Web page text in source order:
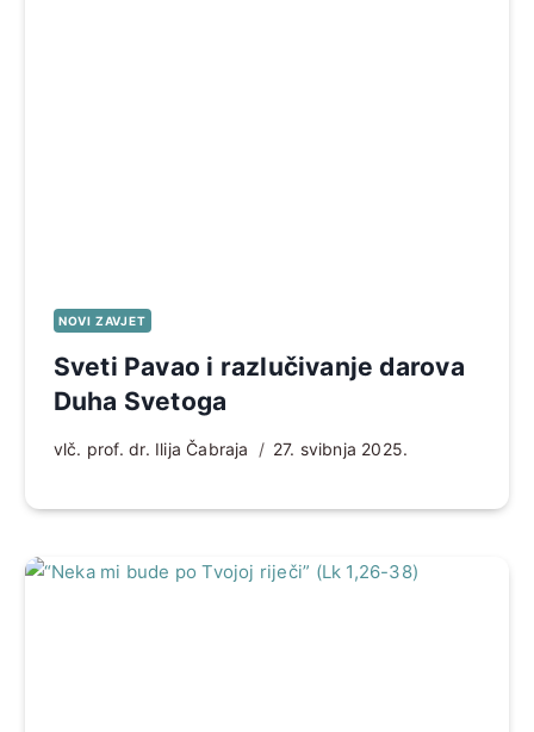
NOVI ZAVJET
Sveti Pavao i razlučivanje darova
Duha Svetoga
vlč. prof. dr. Ilija Čabraja 27. svibnja 2025.